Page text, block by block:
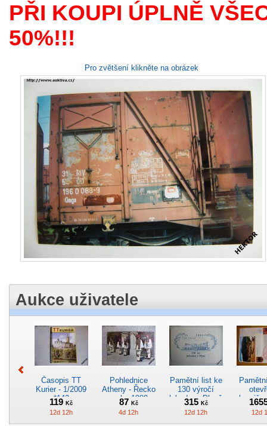
PŘI KOUPI ÚPLNĚ
50%!!!
Pro zvětšení klikněte na obrázek
Aukce uživatele
Časopis TT
Kurier - 1/2009
*142
119Kč
12d 12h
Pohlednice
Atheny - Řecko
z roku 1989.
Nová nepoužitá
*5019
87 Kč
4d 12h
Pamětní list ke
130 výročí
lokodepa Plzeň
*2963
315 Kč
12d 12h 12d